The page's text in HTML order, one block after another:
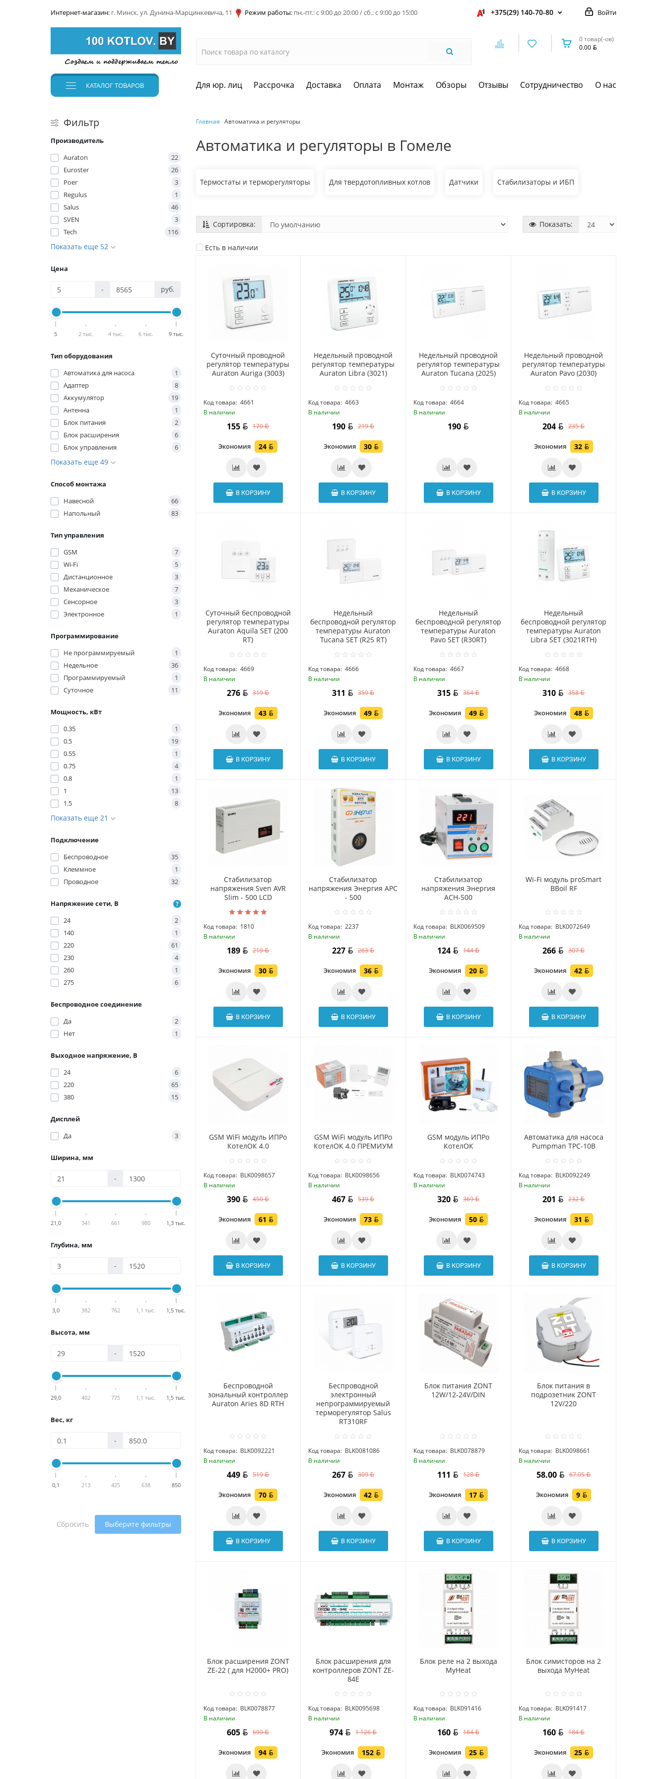
Интернет-магазин: г. Минск, ул. Дунина-Марцинкевича, 11 Режим работы: пн.-пт.: с 9:00 до 20:00 / сб.: с 9:00 до 15:00 Войти
+375(29) 140-70-80
0 товар(-ов)
0.00
КАТАЛОГТОВАРОВ Для юр. лиц Рассрочка Доставка Оплата Монтаж Обзоры Отзывы Сотрудничество О нас
Фильтр
Производитель
Auraton
22
Euroster
26
Poer
3
Regulus
1
Salus
46
SVEN
3
Tech
116
Показать еще 52
Цена
- руб.
5 2 тыс. 4 тыс. 6 тыс. 9 тыс.
Тип оборудования
Автоматика для насоса
1
Адаптер
8
Аккумулятор
19
Антенна
1
Блок питания
2
Блок расширения
6
Блок управления
6
Показать еще 49
Способ монтажа
Навесной
66
Напольный
83
Тип управления
GSM
7
Wi-Fi
5
Дистанционное
3
Механическое
7
Сенсорное
3
Электронное
1
Программирование
Не программируемый
1
Недельное
36
Программируемый
1
Суточное
11
Мощность, кВт
0.35
1
0.5
19
0.55
1
0.75
4
0.8
1
1
13
1.5
8
Показать еще 21
Подключение
Беспроводное
35
Клeммное
1
Проводное
32
Напряжение сети, В
24
2
140
1
220
61
230
4
260
1
275
6
Беспроводное соединение
Да
2
Нет
1
Выходное напряжение, В
24
6
220
65
380
15
Дисплей
Да
3
Ширина, мм
-
21,0 341 661 980 1,3 тыс.
Глубина, мм
-
3,0 382 762 1,1 тыс. 1,5 тыс.
Высота, мм
-
29,0 402 775 1,1 тыс. 1,5 тыс.
Вес, кг
-
0,1 213 425 638 850
Сбросить Выберите фильтры
Главная Автоматика и регуляторы
Автоматика и регуляторы в Гомеле
Термостаты и терморегуляторы Для твердотопливных котлов Датчики Стабилизаторы и ИБП
Сортировка: Показать:
Есть в наличии
Суточный проводной
регулятор температуры
Auraton Auriga (3003)
Код товара: 4661
В наличии
155 179
Экономия 24
В КОРЗИНУ
Hедельный проводной
регулятор температуры
Auraton Libra (3021)
Код товара: 4663
В наличии
190 219
Экономия 30
В КОРЗИНУ
Hедельный проводной
регулятор температуры
Auraton Tucana (2025)
Код товара: 4664
В наличии
190
В КОРЗИНУ
Hедельный проводной
регулятор температуры
Auraton Pavo (2030)
Код товара: 4665
В наличии
204 235
Экономия 32
В КОРЗИНУ
Суточный беспроводной
регулятор температуры
Auraton Aquila SET (200
RT)
Код товара: 4669
В наличии
276 319
Экономия 43
В КОРЗИНУ
Hедельный
беспроводной регулятор
температуры Auraton
Tucana SET (R25 RT)
Код товара: 4666
В наличии
311 359
Экономия 49
В КОРЗИНУ
Hедельный
беспроводной регулятор
температуры Auraton
Pavo SET (R30RT)
Код товара: 4667
В наличии
315 364
Экономия 49
В КОРЗИНУ
Hедельный
беспроводной регулятор
температуры Auraton
Libra SET (3021RTH)
Код товара: 4668
В наличии
310 358
Экономия 48
В КОРЗИНУ
Стабилизатор
напряжения Sven AVR
Slim - 500 LCD
Код товара: 1810
В наличии
189 219
Экономия 30
В КОРЗИНУ
Стабилизатор
напряжения Энергия АРС
- 500
Код товара: 2237
В наличии
227 263
Экономия 36
В КОРЗИНУ
Стабилизатор
напряжения Энергия
ACH-500
Код товара: BLK0069509
В наличии
124 144
Экономия 20
В КОРЗИНУ
Wi-Fi модуль proSmart
BBoil RF
Код товара: BLK0072649
В наличии
266 307
Экономия 42
В КОРЗИНУ
GSM WiFi модуль ИПРо
КотелОК 4.0
Код товара: BLK0098657
В наличии
390 450
Экономия 61
В КОРЗИНУ
GSM WiFi модуль ИПРо
КотелОК 4.0 ПРЕМИУМ
Код товара: BLK0098656
В наличии
467 539
Экономия 73
В КОРЗИНУ
GSM модуль ИПРо
КотелОК
Код товара: BLK0074743
В наличии
320 369
Экономия 50
В КОРЗИНУ
Автоматика для насоса
Pumpman TPC-10B
Код товара: BLK0092249
В наличии
201 232
Экономия 31
В КОРЗИНУ
Беспроводной
зональный контроллер
Auraton Aries 8D RTH
Код товара: BLK0092221
В наличии
449 519
Экономия 70
В КОРЗИНУ
Беспроводной
электронный
непрограммируемый
терморегулятор Salus
RT310RF
Код товара: BLK0081086
В наличии
267 309
Экономия 42
В КОРЗИНУ
Блок питания ZONT
12W/12-24V/DIN
Код товара: BLK0078879
В наличии
111 128
Экономия 17
В КОРЗИНУ
Блок питания в
подрозетник ZONT
12V/220
Код товара: BLK0098661
В наличии
58.00 67.05
Экономия 9
В КОРЗИНУ
Блок расширения ZONT
ZE-22 ( для H2000+ PRO)
Код товара: BLK0078877
В наличии
605 699
Экономия 94
Блок расширения для
контроллеров ZONT ZE-
84E
Код товара: BLK0095698
В наличии
974 1 126
Экономия 152
Блок реле на 2 выхода
MyHeat
Код товара: BLK091416
В наличии
160 184
Экономия 25
Блок симисторов на 2
выхода MyHeat
Код товара: BLK091417
В наличии
160 184
Экономия 25